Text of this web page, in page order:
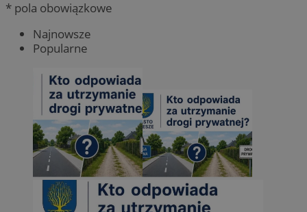
* pola obowiązkowe
Najnowsze
Popularne